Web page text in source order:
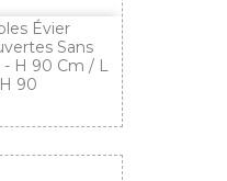
Évier
Sans
H 90 Cm / L
90